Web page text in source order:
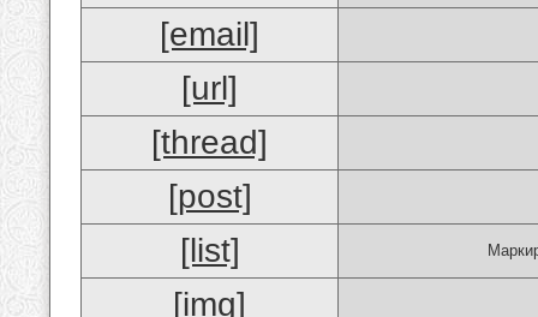
[email]
[url]
[thread]
[post]
[list]
[img]